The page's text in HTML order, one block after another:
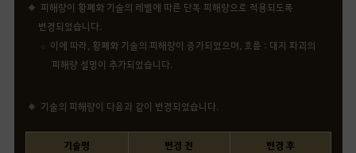
피해량이 황폐화 기술의 레벨에 따른 단독 피해량으로 적용되도록
변경되었습니다.
이에 따라, 황폐화 기술의 피해량이 증가되었으며, 흐름 : 대지 파괴의
피해량 설명이 추가되었습니다.
기술의 피해량이 다음과 같이 변경되었습니다.
기술명 변경 전 변경 후